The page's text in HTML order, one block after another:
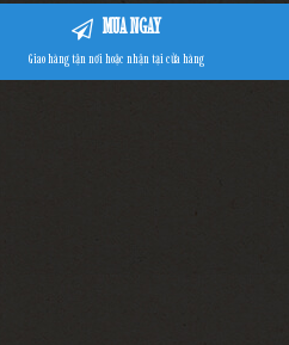
MUA NGAY
Giao hàng tận nơi hoặc nhận tại cửa hàng